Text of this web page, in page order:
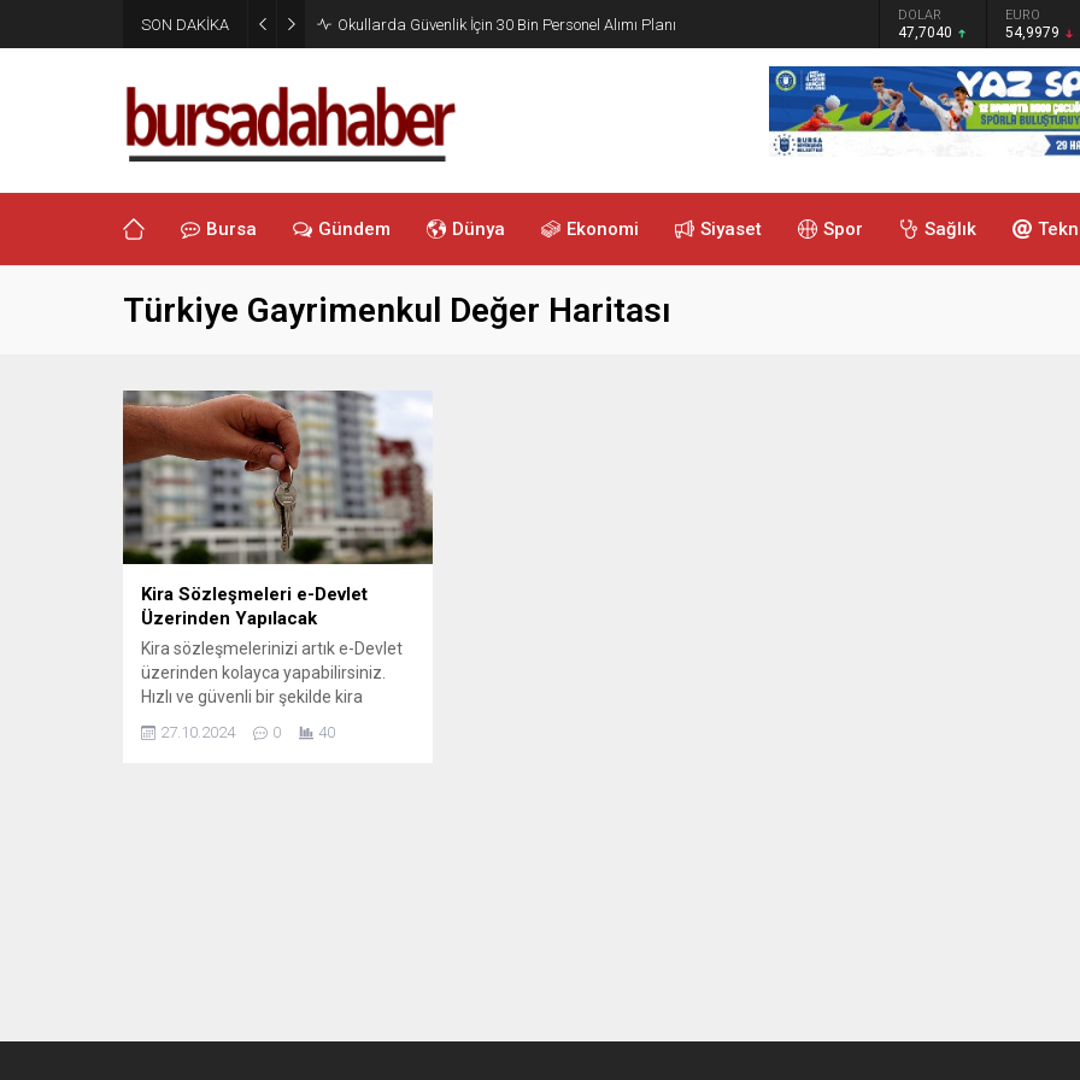
SON DAKİKA Okullarda Güvenlik İçin 30 Bin Personel Alımı Planı DOLAR
47,7040
EURO
54,9979
Bursa Gündem Dünya Ekonomi Siyaset Spor Sağlık
Türkiye Gayrimenkul Değer Haritası
Kira Sözleşmeleri e-Devlet
Üzerinden Yapılacak
Kira sözleşmelerinizi artık e-Devlet
üzerinden kolayca yapabilirsiniz.
Hızlı ve güvenli bir şekilde kira
işlemlerinizi gerçekleştirin. E-Devlet
ile zaman kazanın, bürokrasiyle
27.10.2024 0 40